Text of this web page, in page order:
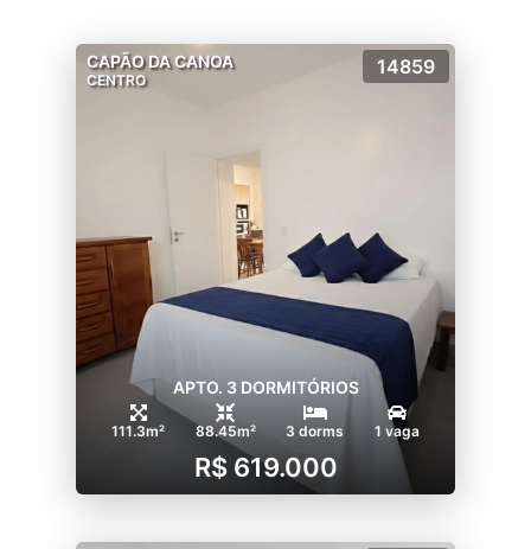
CAPÃO DA CANOA
CENTRO
14859
APTO. 3 DORMITÓRIOS
111.3m² 88.45m² 3 dorms 1 vaga
R$ 619.000